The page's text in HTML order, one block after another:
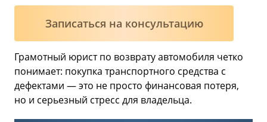
Записаться на консультацию
Грамотный юрист по возврату автомобиля четко
понимает: покупка транспортного средства с
дефектами — это не просто финансовая потеря,
но и серьезный стресс для владельца.